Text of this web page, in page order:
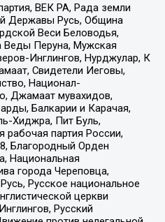
ВЕК РА, Рада земли
Державы Русь, Община
Веси Беловодья,
Перуна, Мужская
Инглингов, Нурджулар, К
Свидетели Иеговы,
Национал-
Джамаат мувахидов,
Балкарии и Карачая,
Хиджра, Пит Буль,
рабочая партия России,
Благородный Орден
Национальная
города Череповца,
Русское национальное
церкви
Русский